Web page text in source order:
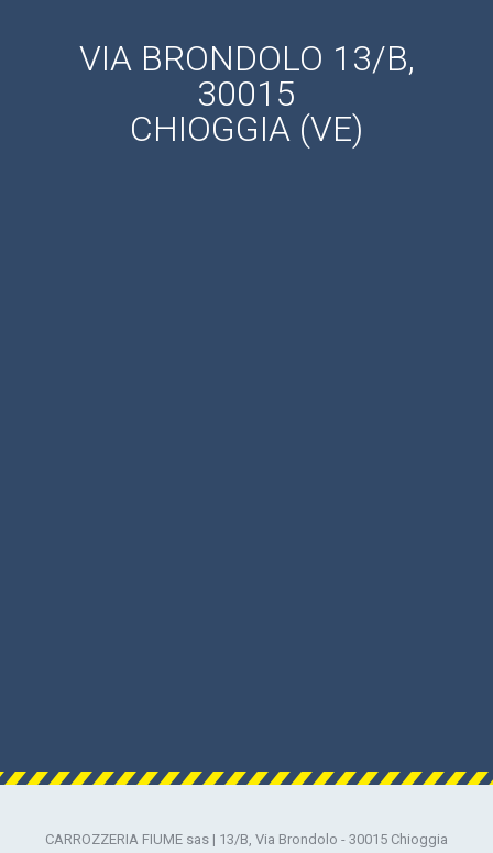
VIA BRONDOLO 13/B,
30015
CHIOGGIA (VE)
CARROZZERIA FIUME sas | 13/B, Via Brondolo - 30015 Chioggia